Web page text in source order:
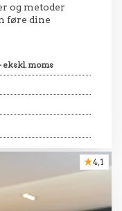
og metoder
føre dine
ekskl. moms
4,1